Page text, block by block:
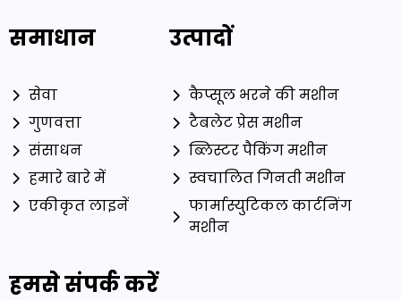
समाधान
सेवा
गुणवत्ता
संसाधन
हमारे बारे में
एकीकृत लाइनें
उत्पादों
कैप्सूल भरने की मशीन
टैबलेट प्रेस मशीन
ब्लिस्टर पैकिंग मशीन
स्वचालित गिनती मशीन
फार्मास्युटिकल कार्टनिंग
मशीन
हमसे संपर्क करें